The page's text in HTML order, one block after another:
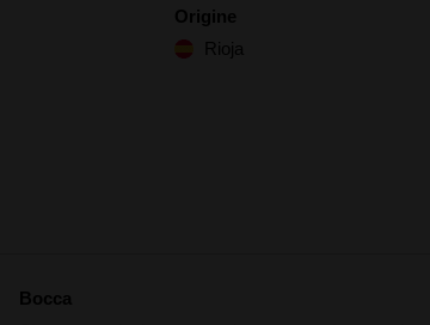
Origine
Rioja
Bocca